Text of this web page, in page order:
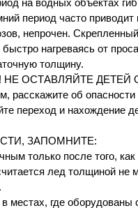
на водных объектах
период часто
непрочен.
нагреваясь от
толщину.
ОСТАВЛЯЙТЕ ДЕТЕЙ
расскажите об
переход и нахождение
ЗАПОМНИТЕ:
только после того,
лед толщиной не
местах, где